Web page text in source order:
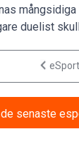
duelist
eSport
senaste